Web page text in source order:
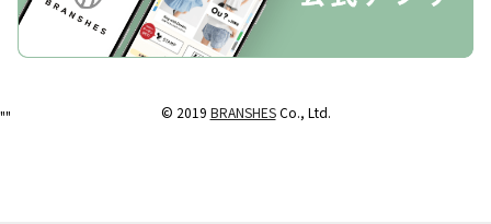
© 2019 BRANSHESCo., Ltd.
""